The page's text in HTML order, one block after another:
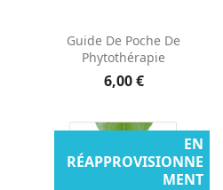
Guide De Poche De
Phytothérapie
6,00 €
EN
RÉAPPROVISIONNE
MENT